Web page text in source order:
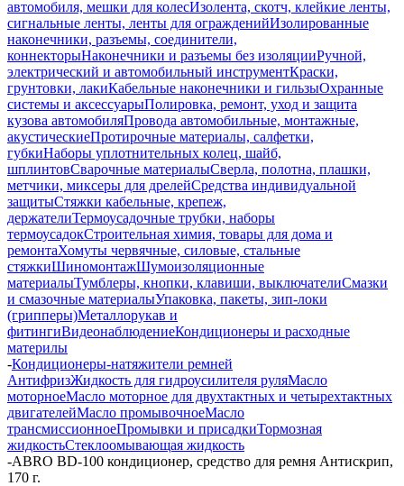
автомобиля, мешки для колесИзолента, скотч, клейкие ленты,
сигнальные ленты, ленты для огражденийИзолированные
наконечники, разъемы, соединители,
коннекторыНаконечники и разъемы без изоляцииРучной,
электрический и автомобильный инструментКраски,
грунтовки, лакиКабельные наконечники и гильзыОхранные
системы и аксессуарыПолировка, ремонт, уход и защита
кузова автомобиляПровода автомобильные, монтажные,
акустическиеПротирочные материалы, салфетки,
губкиНаборы уплотнительных колец, шайб,
шплинтовСварочные материалыСверла, полотна, плашки,
метчики, миксеры для дрелейСредства индивидуальной
защитыСтяжки кабельные, крепеж,
держателиТермоусадочные трубки, наборы
термоусадокСтроительная химия, товары для дома и
ремонтаХомуты червячные, силовые, стальные
стяжкиШиномонтажШумоизоляционные
материалыТумблеры, кнопки, клавиши, выключателиСмазки
и смазочные материалыУпаковка, пакеты, зип-локи
(грипперы)Металлорукав и
фитингиВидеонаблюдениеКондиционеры и расходные
материлы
-Кондиционеры-натяжители ремней
АнтифризЖидкость для гидроусилителя руляМасло
моторноеМасло моторное для двухтактных и четырехтактных
двигателейМасло промывочноеМасло
трансмиссионноеПромывки и присадкиТормозная
жидкостьСтеклоомывающая жидкость
-ABRO BD-100 кондиционер, cредство для ремня Антискрип,
170 г.